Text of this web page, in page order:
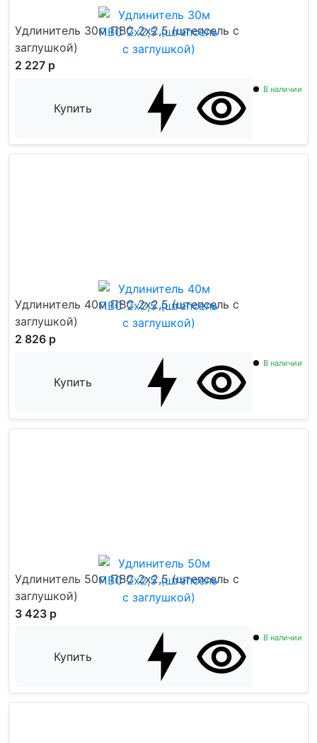
Удлинитель 30м ПВС 2х2,5 (штепсель с
заглушкой)
2 227 р
Купить
В наличии
Удлинитель 40м ПВС 2х2,5 (штепсель с
заглушкой)
2 826 р
Купить
В наличии
Удлинитель 50м ПВС 2х2,5 (штепсель с
заглушкой)
3 423 р
Купить
В наличии